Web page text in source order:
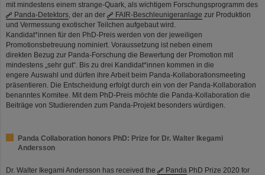
mit mindestens einem strange-Quark, als wichtigem Forschungsprogramm des
Panda-Detektors, der an der FAIR-Beschleunigeranlage zur Produktion
und Vermessung exotischer Teilchen aufgebaut wird.
Kandidat*innen für den PhD-Preis werden von der jeweiligen
Promotionsbetreuung nominiert. Voraussetzung ist neben einem
direkten Bezug zur Panda-Forschung die Bewertung der Promotion mit
mindestens „sehr gut“. Bis zu drei Kandidat*innen kommen in die
engere Auswahl und dürfen ihre Arbeit beim Panda-Kollaborationsmeeting
präsentieren. Die Entscheidung erfolgt durch ein von der Panda-Kollaboration
benanntes Komitee. Mit dem PhD-Preis möchte die Panda-Kollaboration die
Beiträge von Studierenden zum Panda-Projekt besonders würdigen.
Panda Collaboration honors PhD: Prize for Dr. Walter Ikegami
Andersson
Dr. Walter Ikegami Andersson has received the Panda PhD Prize 2020 for